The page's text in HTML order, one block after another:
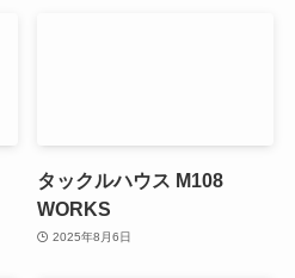
タックルハウス M108
WORKS
2025年8月6日